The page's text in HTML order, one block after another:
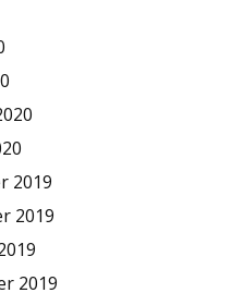
2019
2019
2019